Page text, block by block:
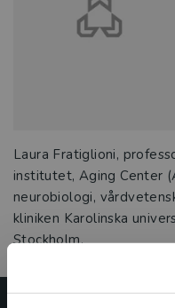
Laura Fratiglioni,
institutet, Aging Center
neurobiologi,
kliniken Karolinska
Stockholm.